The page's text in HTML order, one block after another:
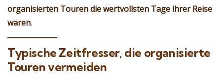
organisierten Touren die wertvollsten Tage ihrer Reise
waren.
Typische Zeitfresser, die organisierte
Touren vermeiden